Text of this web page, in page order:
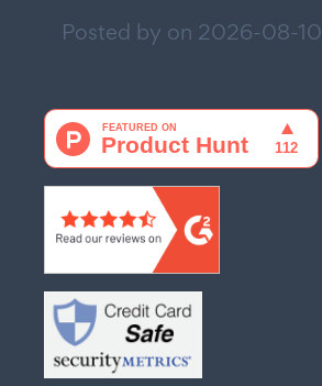
Posted by on 2026-08-10